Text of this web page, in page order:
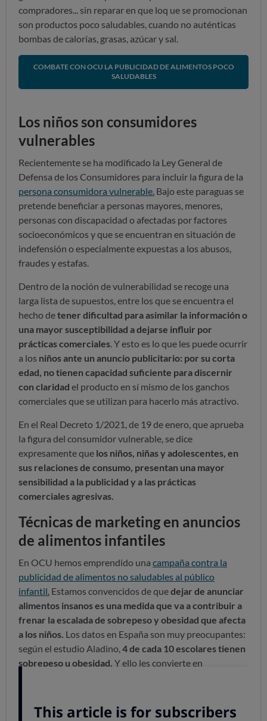
compradores... sin reparar en que loq ue se promocionan
son productos poco saludables, cuando no auténticas
bombas de calorías, grasas, azúcar y sal.
COMBATE CON OCU LA PUBLICIDAD DE ALIMENTOS POCO
SALUDABLES
Los niños son consumidores
vulnerables
Recientemente se ha modificado la Ley General de
Defensa de los Consumidores para incluir la figura de la
persona consumidora vulnerable. Bajo este paraguas se
pretende beneficiar a personas mayores, menores,
personas con discapacidad o afectadas por factores
socioeconómicos y que se encuentran en situación de
indefensión o especialmente expuestas a los abusos,
fraudes y estafas.
Dentro de la noción de vulnerabilidad se recoge una
larga lista de supuestos, entre los que se encuentra el
hecho detener dificultad para asimilar la información o
una mayor susceptibilidad a dejarse influir por
prácticas comerciales . Y esto es lo que les puede ocurrir
a los niños ante un anuncio publicitario: por su corta
edad, no tienen capacidad suficiente para discernir
con claridad el producto en sí mismo de los ganchos
comerciales que se utilizan para hacerlo más atractivo.
En el Real Decreto 1/2021, de 19 de enero, que aprueba
la figura del consumidor vulnerable, se dice
expresamente que los niños, niñas y adolescentes, en
sus relaciones de consumo, presentan una mayor
sensibilidad a la publicidad y a las prácticas
comerciales agresivas.
Técnicas de marketing en anuncios
de alimentos infantiles
En OCU hemos emprendido una campaña contra la
publicidad de alimentos no saludables al público
infantil. Estamos convencidos de quedejar de anunciar
alimentos insanos es una medida que va a contribuir a
frenar la escalada de sobrepeso y obesidad que afecta
a los niños. Los datos en España son muy preocupantes:
según el estudio Aladino, 4 de cada 10 escolares tienen
sobrepeso u obesidad. Y ello les convierte en
coronarios.